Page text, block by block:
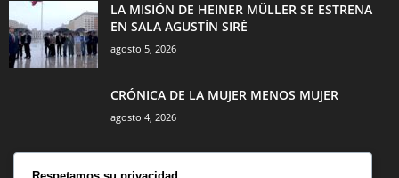
LA MISIÓN DE HEINER MÜLLER SE ESTRENA
EN SALA AGUSTÍN SIRÉ
agosto 5, 2026
CRÓNICA DE LA MUJER MENOS MUJER
agosto 4, 2026